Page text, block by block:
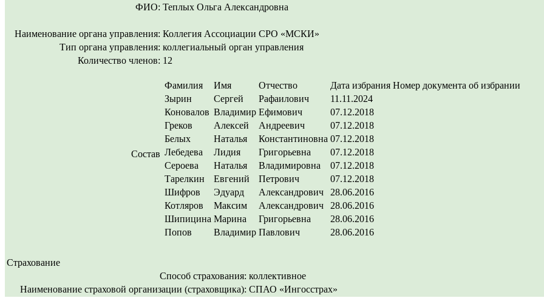
ФИО: Теплых Ольга Александровна
Наименование органа управления: Коллегия Ассоциации СРО «МСКИ»
Тип органа управления: коллегиальный орган управления
Количество членов: 12
Состав
Фамилия Имя Отчество Дата избрания Номер документа об избрании
Зырин
Сергей Рафаилович
11.11.2024
Коновалов Владимир Ефимович
07.12.2018
Греков
Алексей Андреевич
07.12.2018
Белых
Наталья Константиновна 07.12.2018
Лебедева
Лидия Григорьевна
07.12.2018
Сероева
Наталья Владимировна
07.12.2018
Тарелкин
Евгений Петрович
07.12.2018
Шифров
Эдуард Александрович
28.06.2016
Котляров
Максим Александрович
28.06.2016
Шипицина Марина Григорьевна
28.06.2016
Попов
Владимир Павлович 28.06.2016
Страхование
Способ страхования: коллективное
Наименование страховой организации (страховщика): СПАО «Ингосстрах»